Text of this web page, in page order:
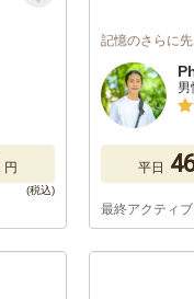
円
記憶のさらに
平日
最終アクティ